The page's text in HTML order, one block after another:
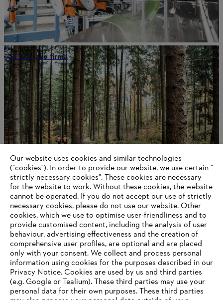
STIHL jako firma
O firmie STIHL
Information for suppliers
Products
Contact
Career
Whistleblower system
Our website uses cookies and similar technologies
("cookies"). In order to provide our website, we use certain "
strictly necessary cookies". These cookies are necessary
for the website to work. Without these cookies, the website
‎cannot be operated.‎ If you do not accept our use of strictly
necessary cookies, please do not use our website. ‎Other
cookies, which we use to optimise user-friendliness and to
provide customised content, including the analysis of user
behaviour, advertising effectiveness and the creation of
comprehensive user profiles, are optional and are placed
only with your consent. We collect and process personal
information using cookies for the purposes described in our
Privacy Notice. Cookies are used by us and third parties
(e.g. Google or Tealium). These third parties may use your
personal data for their own purposes. These third parties